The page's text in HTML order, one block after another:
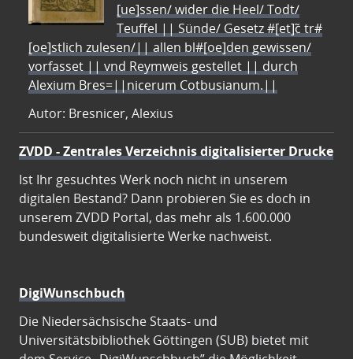
[ue]ssen/ wider die Heel/ Todt/
Teuffel || Sünde/ Gesetz #[et]c̃ tr#
[oe]stlich zulesen/|| allen bl#[oe]den gewissen/
vorfasset || vnd Reymweis gestellet || durch
Alexium Bres=||nicerum Cotbusianum.||
Autor: Bresnicer, Alexius
ZVDD - Zentrales Verzeichnis digitalisierter Drucke
Ist Ihr gesuchtes Werk noch nicht in unserem
digitalen Bestand? Dann probieren Sie es doch in
unserem ZVDD Portal, das mehr als 1.600.000
bundesweit digitalisierte Werke nachweist.
DigiWunschbuch
Die Niedersächsische Staats- und
Universitätsbibliothek Göttingen (SUB) bietet mit